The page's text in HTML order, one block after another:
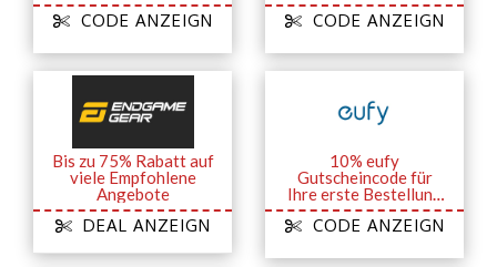
CODE ANZEIGN CODE ANZEIGN
Bis zu 75% Rabatt auf
viele Empfohlene
Angebote
DEAL ANZEIGN
10% eufy
Gutscheincode für
Ihre erste Bestellung
bei Anmeldung zum
Newsletter
CODE ANZEIGN